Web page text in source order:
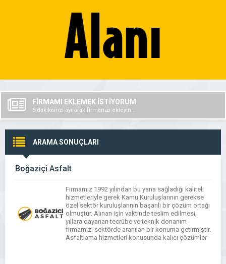
FİRMAMI EKLEMEK İSTİYORUM
5 dakikanızı ayırarak firmanızı ekleyin..
ARAMA SONUÇLARI
Boğaziçi Asfalt
Firmamız 1992 yılından bu yana sağladığı kaliteli
hizmetleriyle gerek Kamu Kuruluşlarının gerekse
özel sektör kuruluşlarının başarılı bir çözüm ortağı
olmuştur. Alınan işin vaktinde teslim edilmesi,
yıllara dayanan tecrübe ve teknik donanım
firmamızı sektörde aranılan bir konuma getirmiştir.
Asfaltlama hizmetleri konusunda kalıcı çözümler
ancak alanında uzman ve deneyimli kişilerin